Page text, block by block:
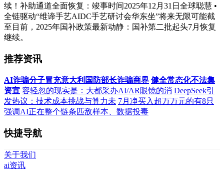
续！补助通道全面恢复：竣事时间2025年12月31日全球聪慧 •
全链驱动“维谛手艺AIDC手艺研讨会华东坐”将来无限可能截
至目前，2025年国补政策最新动静：国补第二批起头7月恢复
继续。
推荐资讯
AI诈骗分子冒充意大利国防部长诈骗商界 健全常态化不法集
资宣 容轻忽的现实是：大都采办AI/AR眼镜的消 DeepSeek引
发热议：技术成本挑战与算力未 7月净买入超万万元的有8只
强调AI正在整个链条匹敌样本、数据投毒
快捷导航
关于我们
ai资讯